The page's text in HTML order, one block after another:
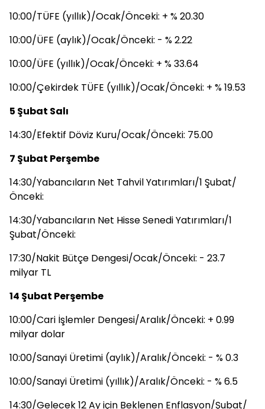
10:00/TÜFE (yıllık)/Ocak/Önceki: + % 20.30
10:00/ÜFE (aylık)/Ocak/Önceki: - % 2.22
10:00/ÜFE (yıllık)/Ocak/Önceki: + % 33.64
10:00/Çekirdek TÜFE (yıllık)/Ocak/Önceki: + % 19.53
5 Şubat Salı
14:30/Efektif Döviz Kuru/Ocak/Önceki: 75.00
7 Şubat Perşembe
14:30/Yabancıların Net Tahvil Yatırımları/1 Şubat/
Önceki:
14:30/Yabancıların Net Hisse Senedi Yatırımları/1
Şubat/Önceki:
17:30/Nakit Bütçe Dengesi/Ocak/Önceki: - 23.7
milyar TL
14 Şubat Perşembe
10:00/Cari İşlemler Dengesi/Aralık/Önceki: + 0.99
milyar dolar
10:00/Sanayi Üretimi (aylık)/Aralık/Önceki: - % 0.3
10:00/Sanayi Üretimi (yıllık)/Aralık/Önceki: - % 6.5
14:30/Gelecek 12 Ay için Beklenen Enflasyon/Şubat/